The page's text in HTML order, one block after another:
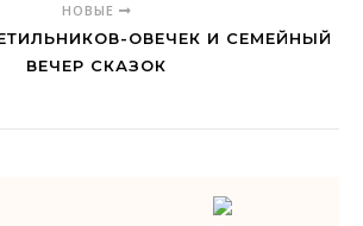
НОВЫЕ
ОВЕЧЕК И СЕМЕЙНЫЙ
ВЕЧЕР СКАЗОК